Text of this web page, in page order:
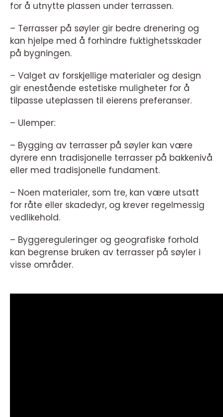
for å utnytte plassen under terrassen.
– Terrasser på søyler gir bedre drenering og
kan hjelpe med å forhindre fuktighetsskader
på bygningen.
– Valget av forskjellige materialer og design
gir enestående estetiske muligheter for å
tilpasse uteplassen til eierens preferanser.
– Ulemper:
– Bygging av terrasser på søyler kan være
dyrere enn tradisjonelle terrasser på bakkenivå
eller med tradisjonelle fundament.
– Noen materialer, som tre, kan være utsatt
for råte eller skadedyr, og krever regelmessig
vedlikehold.
– Byggereguleringer og geografiske forhold
kan begrense bruken av terrasser på søyler i
visse områder.